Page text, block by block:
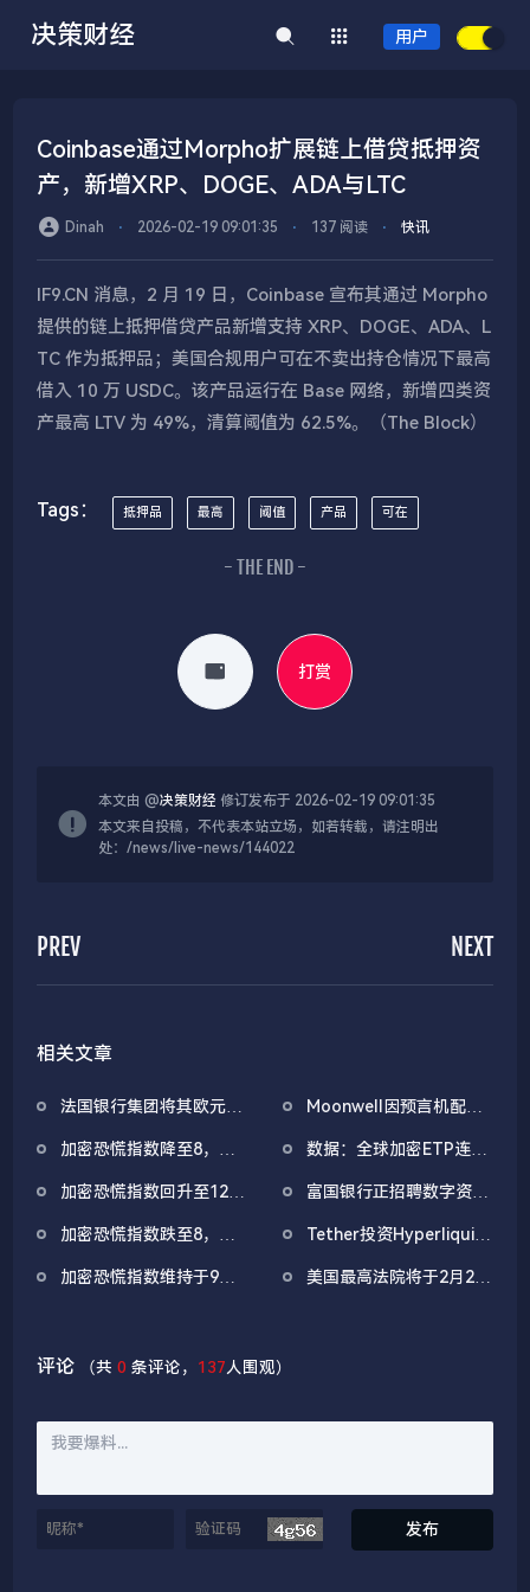
决策财经 用户
Coinbase通过Morpho扩展链上借贷抵押资
产，新增XRP、DOGE、ADA与LTC
Dinah ⋅ 2026-02-19 09:01:35 ⋅ 137 阅读 ⋅ 快讯
IF9.CN 消息，2 月 19 日，Coinbase 宣布其通过 Morpho
提供的链上抵押借贷产品新增支持 XRP、DOGE、ADA、L
TC 作为抵押品；美国合规用户可在不卖出持仓情况下最高
借入 10 万 USDC。该产品运行在 Base 网络，新增四类资
产最高 LTV 为 49%，清算阈值为 62.5%。（The Block）
Tags： 抵押品 最高 阈值 产品 可在
- THE END -
打赏
本文由 @决策财经 修订发布于 2026-02-19 09:01:35
本文来自投稿，不代表本站立场，如若转载，请注明出
处：/news/live-news/144022
PREV NEXT
相关文章
法国银行集团将其欧元稳
Ledger
Moonwell因预言机配置
账
加密恐慌指数降至8，市
数据：全球加密ETP连续
撤资37.4亿美元
加密恐慌指数回升至12，
状态
富国银行正招聘数字资产
加密恐慌指数跌至8，市
Tether投资Hyperliquid
母公司
加密恐慌指数维持于9，
美国最高法院将于2月20
评论 （共0 条评论， 137人围观）
发布